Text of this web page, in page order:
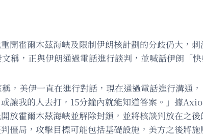
開霍爾木茲海峽及限制伊朗核計劃的分歧仍大，
稱，正與伊朗通過電話進行談判，並喊話伊朗「
，美伊一直在進行對話，現在通過電話進行溝通
讓我的人去打，15分鐘內就能知道答案。」據
放霍爾木茲海峽並解除封鎖，並將核談判放在之
僵局，攻擊目標可能包括基礎設施，美方之後將